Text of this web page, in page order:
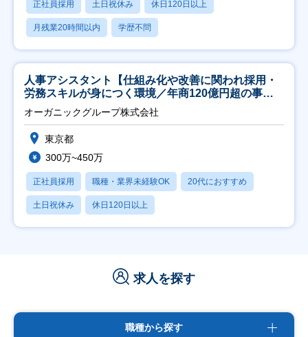
正社員採用 土日祝休み 休日120日以上
月残業20時間以内 学歴不問
人事アシスタント【仕組み化や改善に関われ採用・
労務スキルが身につく環境／年商120億円超の事業
会社】
オーガニックグループ株式会社
東京都
300万~450万
正社員採用 職種・業界未経験OK 20代におすすめ
土日祝休み 休日120日以上
求人を探す
職種から探す